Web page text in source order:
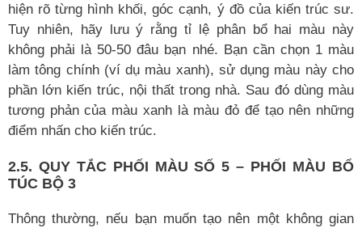
hiện rõ từng hình khối, góc cạnh, ý đồ của kiến trúc sư.
Tuy nhiên, hãy lưu ý rằng tỉ lệ phân bổ hai màu này
không phải là 50-50 đâu bạn nhé. Bạn cần chọn 1 màu
làm tông chính (ví dụ màu xanh), sử dụng màu này cho
phần lớn kiến trúc, nội thất trong nhà. Sau đó dùng màu
tương phản của màu xanh là màu đỏ để tạo nên những
điểm nhấn cho kiến trúc.
2.5. QUY TẮC PHỐI MÀU SỐ 5 – PHỐI MÀU BỔ
TÚC BỘ 3
Thông thường, nếu bạn muốn tạo nên một không gian